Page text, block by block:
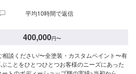
平均10時間で返信
400,000円〜
談ください/〜全塗装・カスタムペイント〜有
ことをひとつひとつお客様のニーズにあった